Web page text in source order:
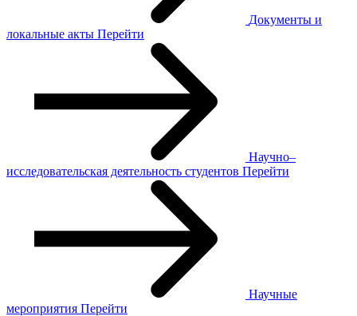
Документы и
локальные акты Перейти
Научно–
исследовательская деятельность студентов Перейти
Научные
мероприятия Перейти